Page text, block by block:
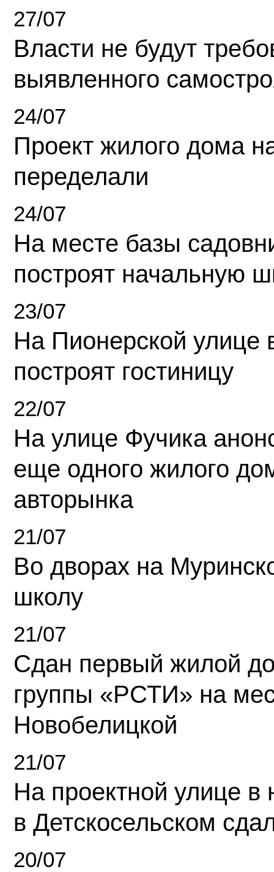
27/07
Власти не будут
выявленного
24/07
Проект жилого дома
переделали
24/07
На месте базы
построят начальную
23/07
На Пионерской улице
построят гостиницу
22/07
На улице Фучика
еще одного жилого
авторынка
21/07
Во дворах на
школу
21/07
Сдан первый жилой
группы «РСТИ» на
Новобелицкой
21/07
На проектной улице
в Детскосельском
20/07